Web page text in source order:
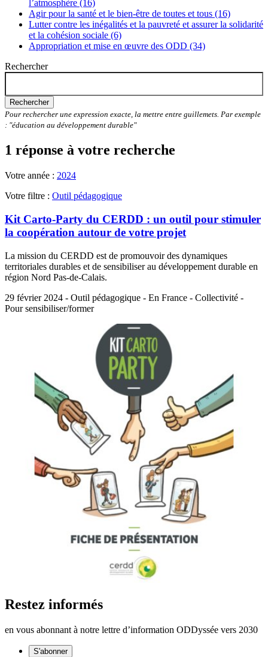
l’atmosphère (16)
Agir pour la santé et le bien-être de toutes et tous (16)
Lutter contre les inégalités et la pauvreté et assurer la solidarité
et la cohésion sociale (6)
Appropriation et mise en œuvre des ODD (34)
Rechercher
Rechercher
Pour rechercher une expression exacte, la mettre entre guillemets. Par exemple
: "éducation au développement durable"
1 réponse à votre recherche
Votre année : 2024
Votre filtre : Outil pédagogique
Kit Carto-Party du CERDD : un outil pour stimuler
la coopération autour de votre projet
La mission du CERDD est de promouvoir des dynamiques
territoriales durables et de sensibiliser au développement durable en
région Nord Pas-de-Calais.
29 février 2024 - Outil pédagogique - En France - Collectivité -
Pour sensibiliser/former
Restez informés
en vous abonnant à notre lettre d’information ODDyssée vers 2030
S'abonner